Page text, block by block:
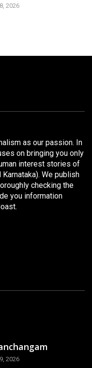
2026
as our passion. In
on bringing you only
interest stories of
We publish
checking the
you information
2026